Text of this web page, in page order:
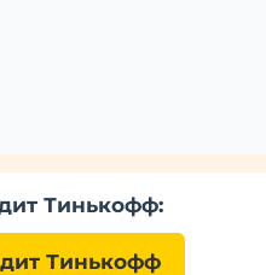
Тинькофф:
Тинькофф